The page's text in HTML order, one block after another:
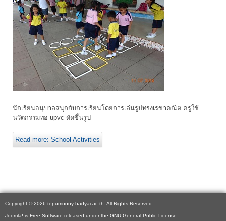
นักเรียนอนุบาลสนุกกับการเรียนโดยการเล่นรูปทรงเรขาคณิต ครูใช้
นวัตกรรมท่อ upvc ดัดขึ้นรูป
Read more: School Activities
Copyright © 2026 tepumnouy-hadyai.ac.th. All Rights Reserved.
Joomla! is Free Software released under the GNU General Public License.